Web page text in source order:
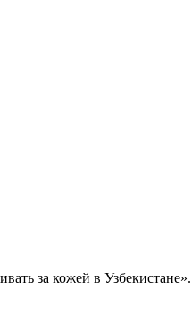
за кожей в Узбекистане».